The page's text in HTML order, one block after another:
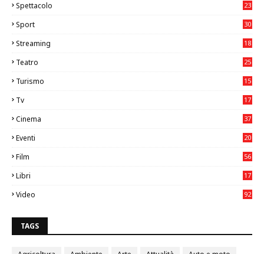
Spettacolo 23
Sport
30
Streaming 18
Teatro
25
Turismo
15
Tv
17
Cinema
37
Eventi
20
Film
56
Libri
17
Video
92
TAGS